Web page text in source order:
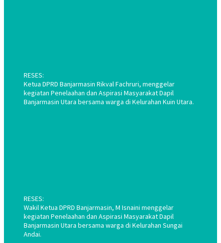
RESES:
Ketua DPRD Banjarmasin Rikval Fachruri, menggelar
kegiatan Penelaahan dan Aspirasi Masyarakat Dapil
Banjarmasin Utara bersama warga di Kelurahan Kuin Utara.
RESES:
Wakil Ketua DPRD Banjarmasin, M Isnaini menggelar
kegiatan Penelaahan dan Aspirasi Masyarakat Dapil
Banjarmasin Utara bersama warga di Kelurahan Sungai
Andai.